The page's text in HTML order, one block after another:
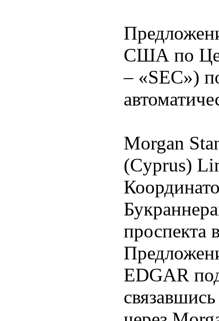
США по
– «SEC»)
Morgan
(Cyprus)
проспекта
EDGAR